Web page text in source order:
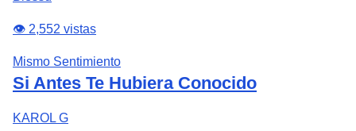
👁️ 2,552 vistas
Mismo Sentimiento
Si Antes Te Hubiera Conocido
KAROL G